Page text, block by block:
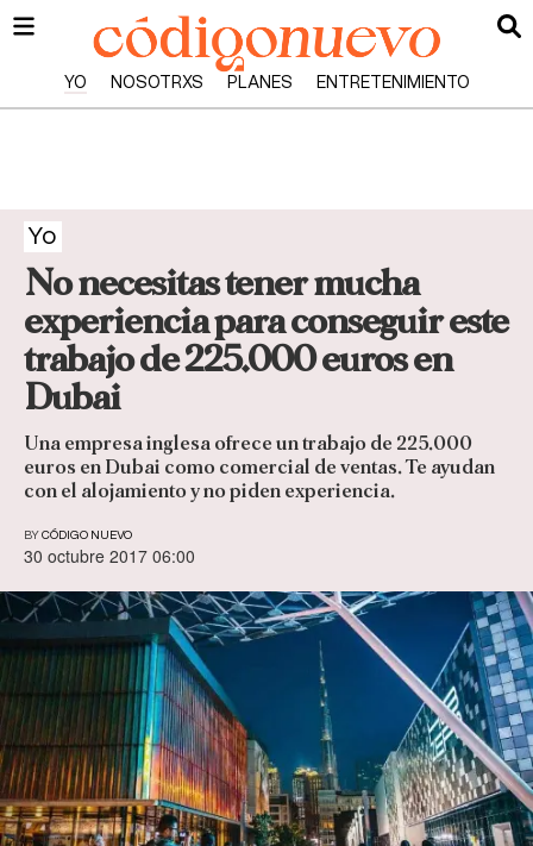
YO NOSOTRXS PLANES ENTRETENIMIENTO
Yo
No necesitas tener mucha
experiencia para conseguir este
trabajo de 225.000 euros en
Dubai
Una empresa inglesa ofrece un trabajo de 225.000
euros en Dubai como comercial de ventas. Te ayudan
con el alojamiento y no piden experiencia.
BY CÓDIGO NUEVO
30 octubre 2017 06:00